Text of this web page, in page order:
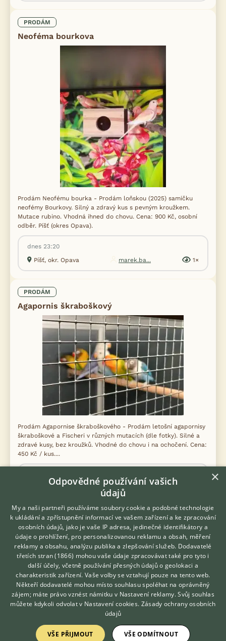
PRODÁM
Neoféma bourkova
Prodám Neofému bourka - Prodám loňskou (2025) samičku
neofémy Bourkovy. Silný a zdravý kus s pevným kroužkem.
Mutace rubino. Vhodná ihned do chovu. Cena: 900 Kč, osobní
odběr. Píšť (okres Opava).
dnes 23:20
Píšť, okr. Opava
marek.ba... 1×
PRODÁM
Agapornis škraboškový
Prodám Agapornise škraboškového - Prodám letošní agapornisy
škraboškové a Fischeri v různých mutacích (dle fotky). Silné a
zdravé kusy, bez kroužků. Vhodné do chovu i na ochočení. Cena:
450 Kč / kus....
Píšť, okr. Opava
marek.ba...
Zobrazit více inzerátů (1735)
KONTAKT DO REDAKCE WEBU
redakce@ifauna.cz
Hledáte zvířecího kamaráda?
Zdarma vám poradí
VETERINÁŘ ONLINE
KONZULTOVAT S
VETERINÁŘEM
×
Odpovědné používání vašich
údajů
My a naši partneři používáme soubory cookie a podobné technologie
k ukládání a zpřístupnění informací ve vašem zařízení a ke zpracování
osobních údajů, jako je vaše IP adresa, jedinečné identifikátory a
údaje o prohlížení, pro personalizovanou reklamu a obsah, měření
reklamy a obsahu, analýzu publika a zlepšování služeb. Dodavatelé
třetích stran (1866) mohou vaše údaje zpracovávat také pro tyto i
další účely, včetně používání přesných údajů o geolokaci a
charakteristik zařízení. Vaše volby se vztahují pouze na tento web.
Někteří dodavatelé mohou místo souhlasu spoléhat na oprávněný
zájem; máte právo vznést námitku v Nastavení reklamy. Svůj souhlas
můžete kdykoli odvolat v Nastavení cookies. Zásady ochrany osobních
údajů
VŠE PŘIJMOUT VŠE ODMÍTNOUT